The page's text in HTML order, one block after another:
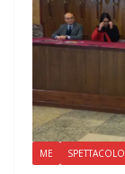
ME SPETTACOLO